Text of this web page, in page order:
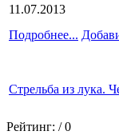
11.07.2013
Подробнее...
Стрельба из лука.
Рейтинг: / 0